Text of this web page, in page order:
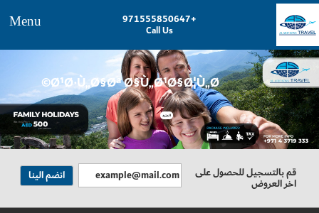
Menu +971555850647
Call Us
Ø¹Ø·Ù„Ø§Øª Ø§Ù„Ø¹Ø§Ø¦Ù„Ø©
المزيد
قم بالتسجيل للحصول على
اخر العروض